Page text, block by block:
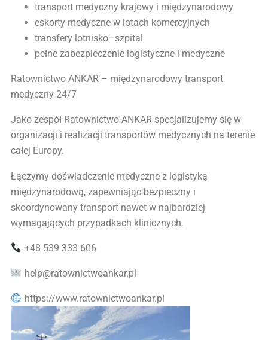
transport medyczny krajowy i międzynarodowy
eskorty medyczne w lotach komercyjnych
transfery lotnisko–szpital
pełne zabezpieczenie logistyczne i medyczne
Ratownictwo ANKAR – międzynarodowy transport
medyczny 24/7
Jako zespół Ratownictwo ANKAR specjalizujemy się w
organizacji i realizacji transportów medycznych na terenie
całej Europy.
Łączymy doświadczenie medyczne z logistyką
międzynarodową, zapewniając bezpieczny i
skoordynowany transport nawet w najbardziej
wymagających przypadkach klinicznych.
+48 539 333 606
help@ratownictwoankar.pl
https://www.ratownictwoankar.pl